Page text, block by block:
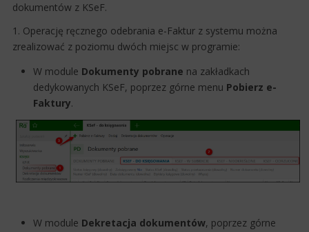
dokumentów z KSeF.
1. Operację ręcznego odebrania e-Faktur z systemu można
zrealizować z poziomu dwóch miejsc w programie​:
W module Dokumenty pobrane na zakładkach
dedykowanych KSeF, poprzez górne menu Pobierz e-
Faktury.​​
W module Dekretacja dokumentów, poprzez górne